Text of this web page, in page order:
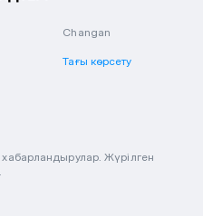
Changan
Тағы көрсету
хабарландырулар. Жүрілген